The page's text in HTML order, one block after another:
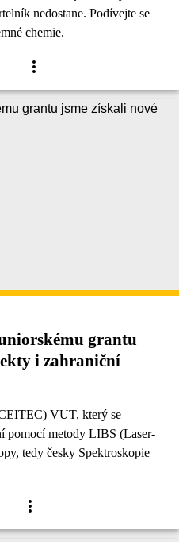
nedostane. Podívejte se
chemie.
grantu
i zahraniční
VUT, který se
pomocí metody LIBS (Laser-
tedy česky Spektroskopie